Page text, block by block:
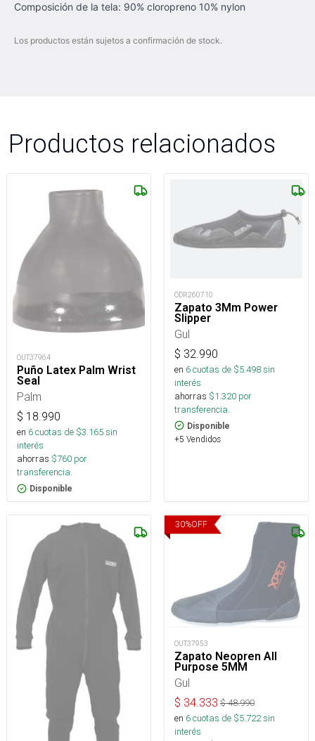
Composición de la tela: 90% cloropreno 10% nylon
Los productos están sujetos a confirmación de stock.
Productos relacionados
OUT37964
Puño Latex Palm Wrist
Seal
Palm
$ 18.990
en 6cuotas de $3.165sin
interés
ahorras $760 por
transferencia.
Disponible
ODR260710
Zapato 3Mm Power
Slipper
Gul
$ 32.990
en 6cuotas de $5.498sin
interés
ahorras $1.320 por
transferencia.
Disponible
+5 Vendidos
30%OFF
OUT37953
Zapato Neopren All
Purpose 5MM
Gul
$ 34.333 $48.990
en 6cuotas de $5.722sin
interés